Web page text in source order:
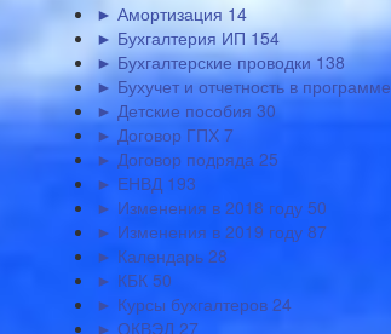
► Амортизация 14
► Бухгалтерия ИП154
► Бухгалтерские проводки138
► Бухучет и отчетность в программе
► Детские пособия 30
► Договор ГПХ 7
► Договор подряда 25
► ЕНВД 193
► Изменения в 2018 году 50
► Изменения в 2019 году 87
► Календарь 28
► КБК 50
► Курсы бухгалтеров 24
► ОКВЭД 27